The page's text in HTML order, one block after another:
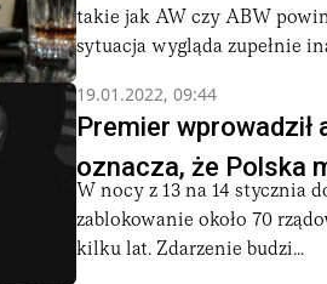
takie jak AW czy ABW
sytuacja wygląda zupełnie
19.01.2022, 09:44
Premier
oznacza, że Polska
W nocy z 13 na 14 stycznia
zablokowanie około 70
kilku lat. Zdarzenie budzi...